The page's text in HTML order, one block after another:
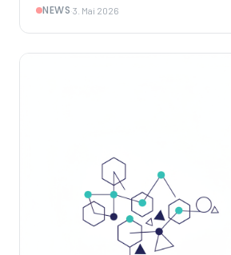
Wettbewerb mit Anthropics Claude Code.
NEWS·3. Mai 2026